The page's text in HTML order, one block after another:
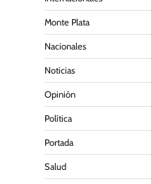
Monte Plata
Nacionales
Noticias
Opinión
Política
Portada
Salud